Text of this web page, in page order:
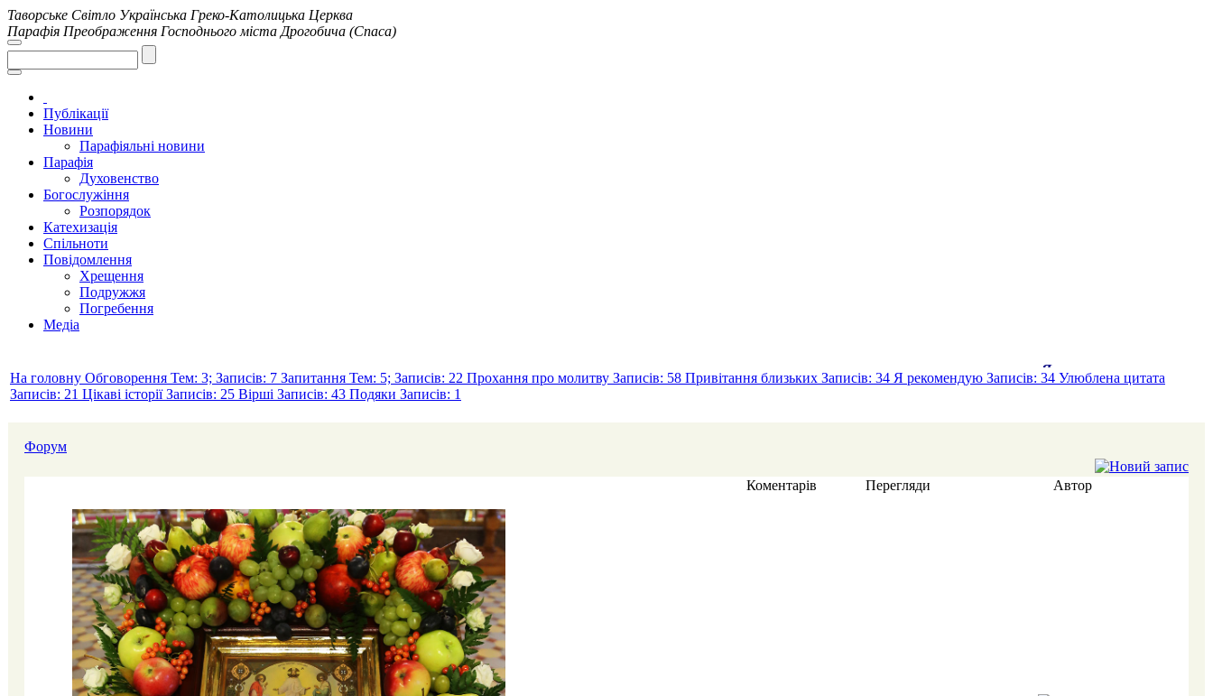
Таворське Світло Українська Греко-Католицька Церква
Парафія Преображення Господнього міста Дрогобича (Спаса)
Публікації
Новини
Парафіяльні новини
Парафія
Духовенство
Богослужіння
Розпорядок
Катехизація
Спільноти
Повідомлення
Хрещення
Подружжя
Погребення
Медіа
Язик того, хто молиться - це рука, яка
На головну Обговорення Тем: 3; Записів: 7 Запитання Тем: 5; Записів: 22 Прохання про молитву Записів: 58 Привітання близьких Записів: 34 Я рекомендую Записів: 34 Улюблена цитата
Записів: 21 Цікаві історії Записів: 25 Вірші Записів: 43 Подяки Записів: 1
Форум
Коментарів Перегляди Автор